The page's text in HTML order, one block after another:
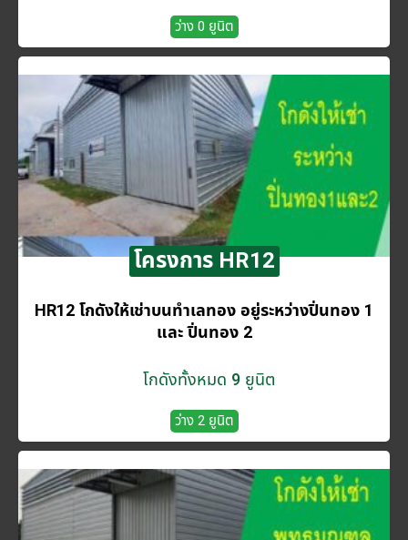
ว่าง 0 ยูนิต
โครงการ HR12
HR12 โกดังให้เช่าบนทำเลทอง อยู่ระหว่างปิ่นทอง 1
และ ปิ่นทอง 2
โกดังทั้งหมด 9 ยูนิต
ว่าง 2 ยูนิต